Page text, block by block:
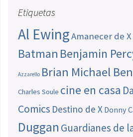
Etiquetas
Al EwingAmanecer de X
Batman Benjamin
Azzarello Brian Michael
Charles Soule cine en casa
Comics Destino de X Donny
Duggan Guardianes de